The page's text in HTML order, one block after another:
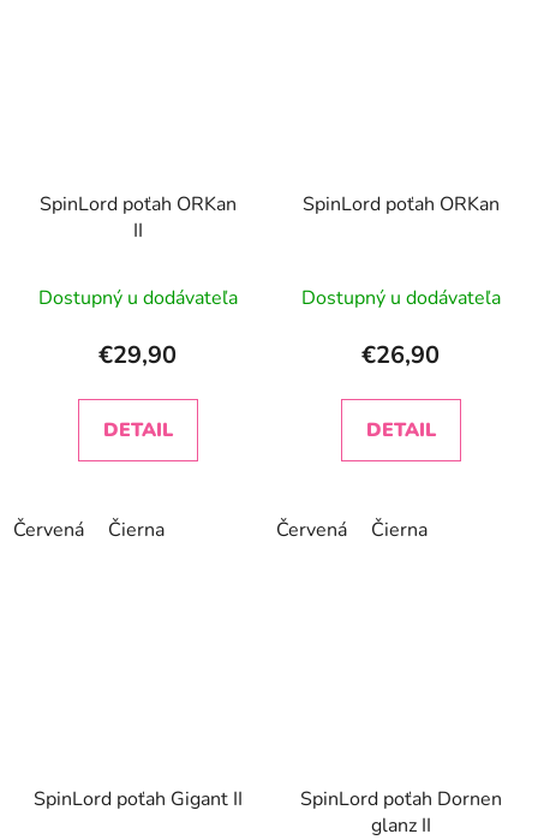
SpinLord poťah ORKan
II
Dostupný u dodávateľa
€29,90
DETAIL
Červená Čierna
SpinLord poťah ORKan
Dostupný u dodávateľa
€26,90
DETAIL
Červená Čierna
SpinLord poťah Gigant II
SpinLord poťah Dornen
glanz II